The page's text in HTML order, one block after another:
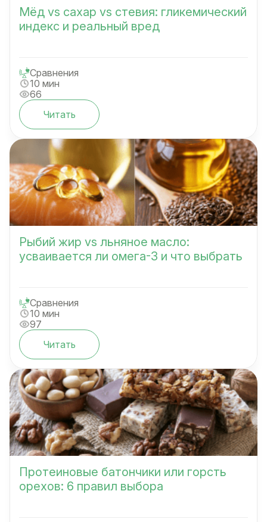
Мёд vs сахар vs стевия: гликемический
индекс и реальный вред
Сравнения
10 мин
66
Читать
Рыбий жир vs льняное масло:
усваивается ли омега-3 и что выбрать
Сравнения
10 мин
97
Читать
Протеиновые батончики или горсть
орехов: 6 правил выбора